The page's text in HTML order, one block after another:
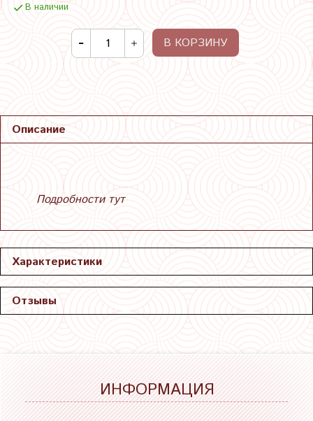
В наличии
В КОРЗИНУ
Описание
Подробности тут
Характеристики
Отзывы
ИНФОРМАЦИЯ